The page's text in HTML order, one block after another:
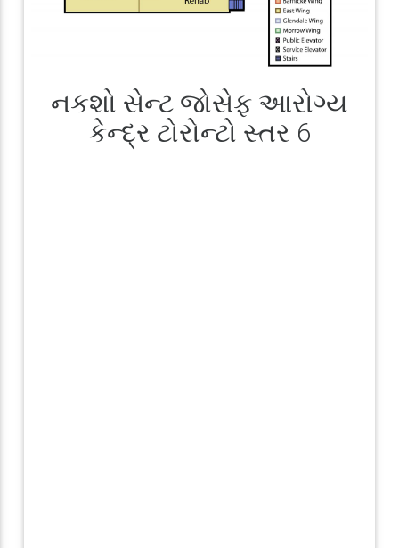
નકશો સેન્ટ જોસેફ આરોગ્ય
કેન્દ્ર ટોરોન્ટો સ્તર 6